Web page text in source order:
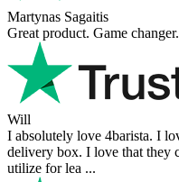
Martynas Sagaitis
Great product. Game changer.
Will
I absolutely love 4barista. I
delivery box. I love that they
utilize for lea ...